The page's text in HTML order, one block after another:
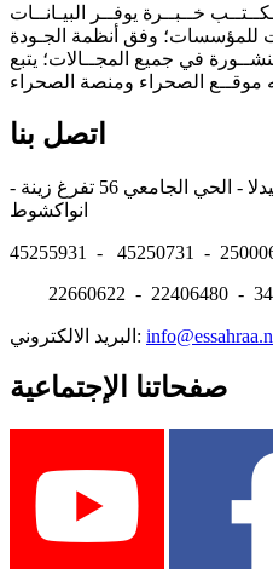
خــبــرة يوفــر البيـانــات
للمؤسسات؛ وفق أنظمة الجـودة
في جميع المجــالات؛ يتبع
اتصل بنا
المقر: شارع نيلسون مانيدلا - الحي الجامعي 56 تفرغ زينة -
22660622 - 22406480 -
البريد الالكتروني:
صفحاتنا الإجتماعية